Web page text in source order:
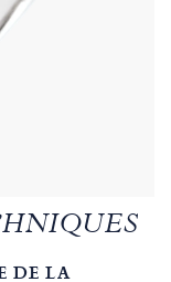
DE LA